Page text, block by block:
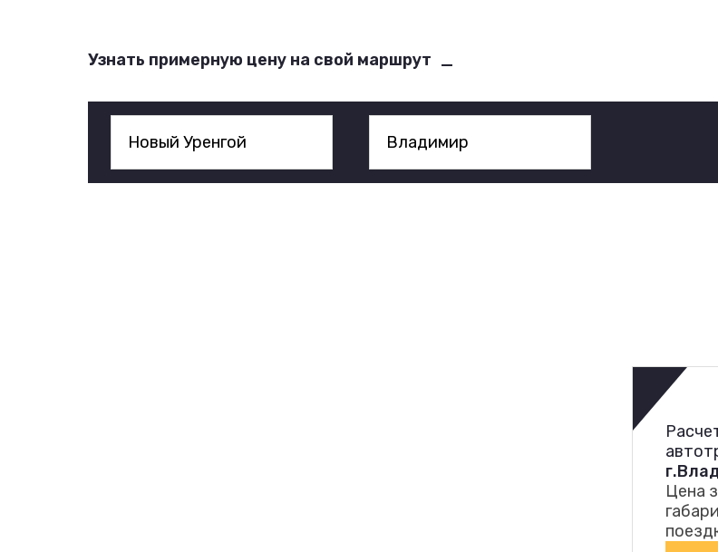
Узнать примерную цену на свой маршрут
Цена